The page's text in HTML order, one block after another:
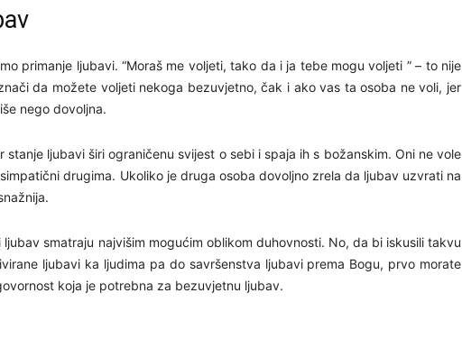
primanje ljubavi. “Moraš me voljeti, tako da i ja tebe mogu voljeti ” – to nije
da možete voljeti nekoga bezuvjetno, čak i ako vas ta osoba ne voli, jer
nego dovoljna.
stanje ljubavi širi ograničenu svijest o sebi i spaja ih s božanskim. Oni ne vole
drugima. Ukoliko je druga osoba dovoljno zrela da ljubav uzvrati na
smatraju najvišim mogućim oblikom duhovnosti. No, da bi iskusili takvu
ljubavi ka ljudima pa do savršenstva ljubavi prema Bogu, prvo morate
koja je potrebna za bezuvjetnu ljubav.